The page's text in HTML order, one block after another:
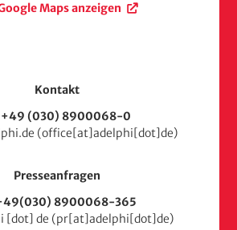
Maps anzeigen
Kontakt
+49 (030) 8900068-0
.de (office[at]adelphi[dot]de)
Presseanfragen
8900068-365
[dot] de (pr[at]adelphi[dot]de)